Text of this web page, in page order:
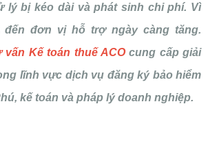
lý bị kéo dài và phát sinh chi phí. Vì
đến đơn vị hỗ trợ ngày càng tăng.
vấn Kế toán thuế ACOcung cấp giải
lĩnh vực dịch vụ đăng ký bảo hiểm
kế toán và pháp lý doanh nghiệp.